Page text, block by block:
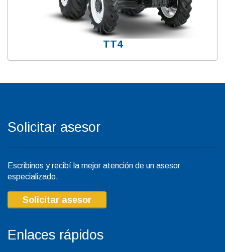
TT4
Solicitar asesor
Escribinos y recibí la mejor atención de un asesor
especializado.
Solicitar asesor
Enlaces rápidos